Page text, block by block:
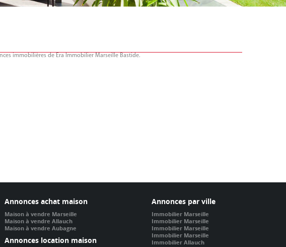
immobilières de Era Immobilier Marseille Bastide.
Annonces achat maison
Maison à vendre Marseille
Maison à vendre Allauch
Maison à vendre Aubagne
Annonces location maison
Annonces par ville
Immobilier Marseille
Immobilier Marseille
Immobilier Marseille
Immobilier Marseille
Immobilier Allauch